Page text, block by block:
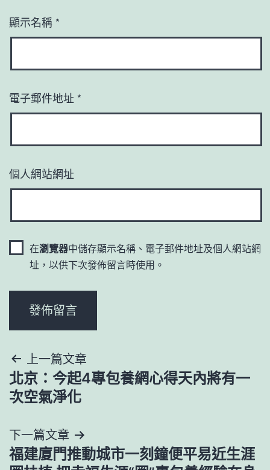
顯示名稱 *
電子郵件地址 *
個人網站網址
在瀏覽器中儲存顯示名稱、電子郵件地址及個人網站網
址，以供下次發佈留言時使用。
文
章
覽
上一篇文章
北京：今起4專包養網心得天內將有一
次空氣淨化
下一篇文章
福建廈門推動城市一刻鐘便平易近生涯